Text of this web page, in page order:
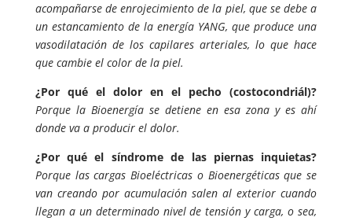
acompañarse de enrojecimiento de la piel, que se debe a
un estancamiento de la energía YANG, que produce una
vasodilatación de los capilares arteriales, lo que hace
que cambie el color de la piel.
¿Por qué el dolor en el pecho (costocondriál)?
Porque la Bioenergía se detiene en esa zona y es ahí
donde va a producir el dolor.
¿Por qué el síndrome de las piernas inquietas?
Porque las cargas Bioeléctricas o Bioenergéticas que se
van creando por acumulación salen al exterior cuando
llegan a un determinado nivel de tensión y carga, o sea,